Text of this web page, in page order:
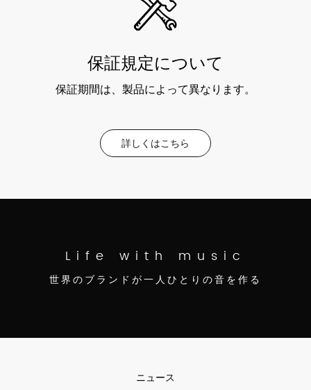
保証規定について
保証期間は、製品によって異なります。
詳しくはこちら
Life with music
世界のブランドが一人ひとりの音を作る
ニュース